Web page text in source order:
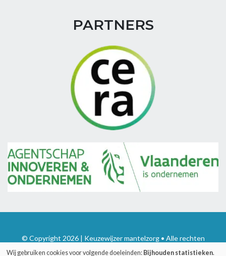
PARTNERS
© Copyright 2026 | Keuzewijzer mantelzorg • Alle rechten
voorbehouden
Wij gebruiken cookies voor volgende doeleinden: Bijhouden statistieken.